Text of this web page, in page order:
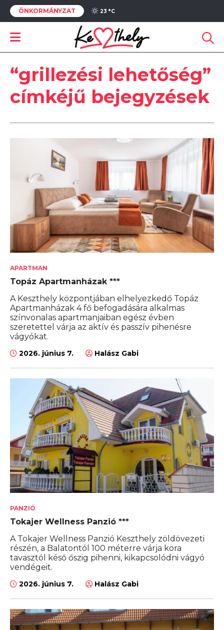
ÖNKORMÁNYZAT 23 °C
“grillezési lehetőség”
címkéjű bejegyzések
APARTMAN
Topáz Apartmanházak ***
A Keszthely központjában elhelyezkedő Topáz
Apartmanházak 4 fő befogadására alkalmas
színvonalas apartmanjaiban egész évben
szeretettel várja az aktív és passzív pihenésre
vágyókat.
2026. június 7. Halász Gabi
PANZIÓ
Tokajer Wellness Panzió ***
A Tokajer Wellness Panzió Keszthely zöldövezeti
részén, a Balatontól 100 méterre várja kora
tavasztól késő őszig pihenni, kikapcsolódni vágyó
vendégeit.
2026. június 7. Halász Gabi